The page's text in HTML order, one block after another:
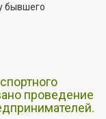
бывшего
проведение